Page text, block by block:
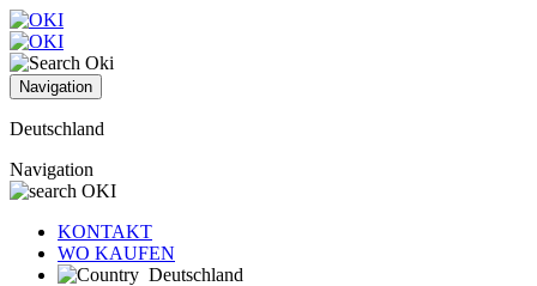
Navigation
Deutschland
Navigation
KONTAKT
WO KAUFEN
Deutschland